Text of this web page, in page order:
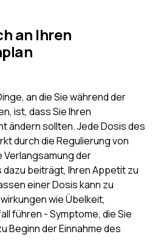
an Ihren
an die Sie während der
ist, dass Sie Ihren
ändern sollten. Jede Dosis des
durch die Regulierung von
Verlangsamung der
beiträgt, Ihren Appetit zu
einer Dosis kann zu
wie Übelkeit,
führen - Symptome, die Sie
Beginn der Einnahme des